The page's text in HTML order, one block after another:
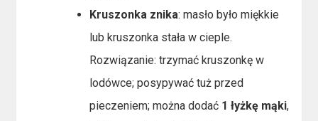
Kruszonka znika: masło było miękkie
lub kruszonka stała w cieple.
Rozwiązanie: trzymać kruszonkę w
lodówce; posypywać tuż przed
pieczeniem; można dodać 1 łyżkę mąki,